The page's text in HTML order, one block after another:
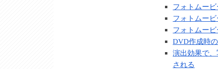
フォトムー
フォトムー
フォトムー
DVD作成時
演出効果で
される